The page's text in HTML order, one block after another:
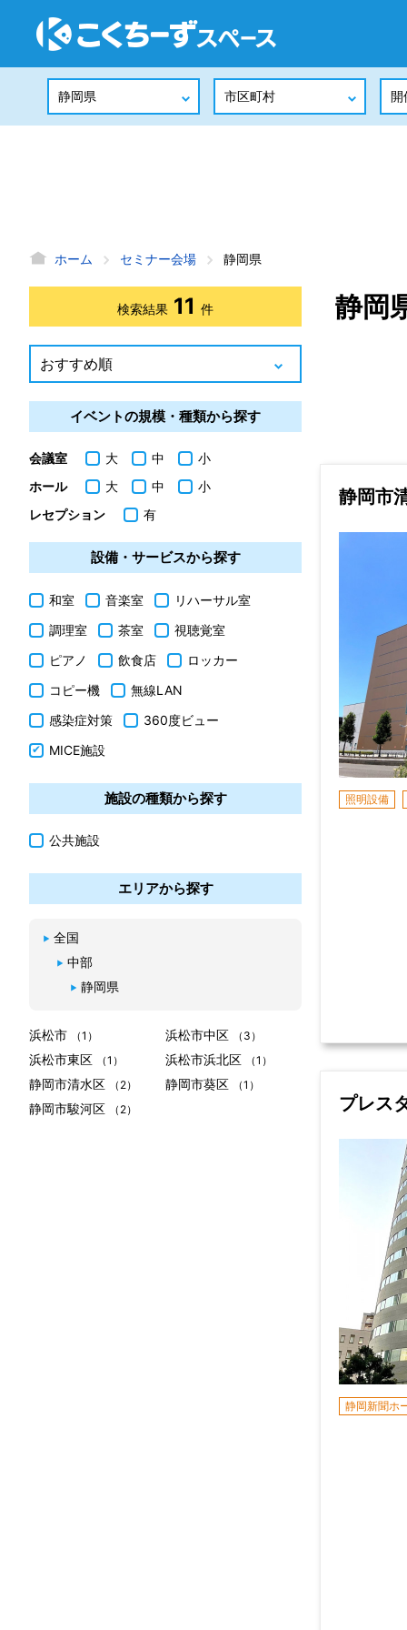
ホーム セミナー会場 静岡県
静岡
静岡市
照明設備
プレス
静岡新聞ホ
検索結果 11 件
イベントの規模・種類から探す
会議室 大 中
小
ホール
大 中
小
レセプション
有
設備・サービスから探す
和室 音楽室
リハーサル室
調理室
茶室
視聴覚室
ピアノ
飲食店
ロッカー
コピー機
無線LAN
感染症対策
360度ビュー
MICE施設
施設の種類から探す
公共施設
エリアから探す
全国
中部
静岡県
浜松市 （1） 浜松市中区 （3）
浜松市東区 （1） 浜松市浜北区 （1）
静岡市清水区 （2） 静岡市葵区 （1）
静岡市駿河区 （2）